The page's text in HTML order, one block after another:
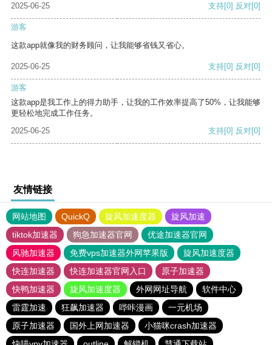
2025-06-25 支持[0] 反对[0]
游客
这款app就像我的财务顾问，让我能够省钱又省心。
2025-06-25 支持[0] 反对[0]
游客
这款app是我工作上的得力助手，让我的工作效率提高了50%，让我能够
更轻松地完成工作任务。
2025-06-25
支持[0] 反对[0]
友情链接
网站地图 QuickQ 旋风加速度器
旋风加速
tiktok加速器
狗急加速器官网
优途加速器官网
风驰加速器
免费vps加速器外网苹果版
旋风加速度器
快连加速器
快连加速器官网入口
原子加速器
快鸭加速器
旋风加速度器 外网网址导航
软件中心
雷霆加速
狂飙加速器 哔咔漫画
一元机场
原子加速器
国外上网加速器
小猫咪crash加速器